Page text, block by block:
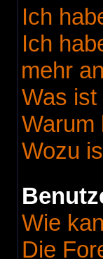
Ich
Ich
mehr
Was ist
Warum
Wozu
Wie
Die